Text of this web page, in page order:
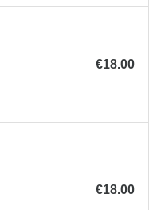
€18.00
€18.00